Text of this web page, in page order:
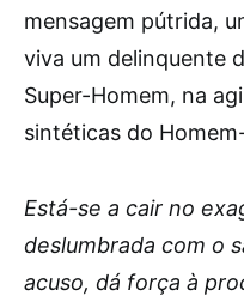
mensagem pútrida,
viva um delinquente
Super-Homem, na
sintéticas do
Está-se a cair no
deslumbrada com o
acuso, dá força à